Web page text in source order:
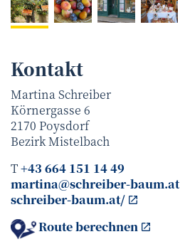
Kontakt
Martina Schreiber
Körnergasse 6
2170 Poysdorf
BezirkMistelbach
T+43 664 151 14 49
martina@schreiber-baum.at
schreiber-baum.at/
Route berechnen